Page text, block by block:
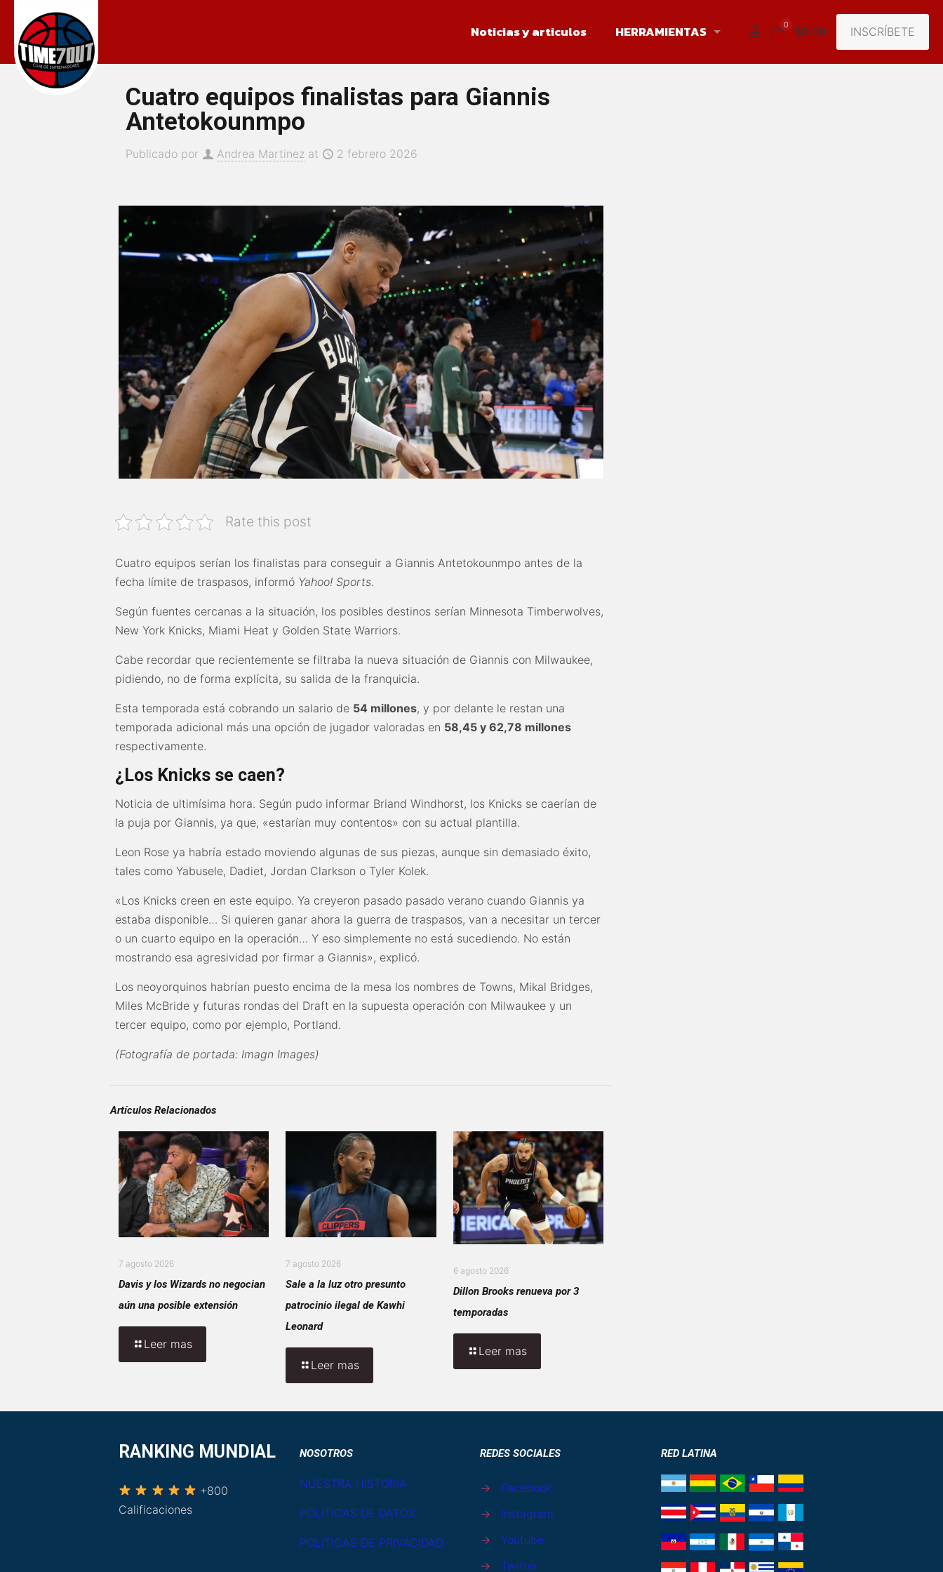
Noticias y articulos HERRAMIENTAS 0 $0.00 INSCRÍBETE
Cuatro equipos finalistas para Giannis
Antetokounmpo
Publicado por Andrea Martinez at 2 febrero 2026
Rate this post
Cuatro equipos serían los finalistas para conseguir a Giannis Antetokounmpo antes de la
fecha límite de traspasos, informó Yahoo! Sports.
Según fuentes cercanas a la situación, los posibles destinos serían Minnesota Timberwolves,
New York Knicks, Miami Heat y Golden State Warriors.
Cabe recordar que recientemente se filtraba la nueva situación de Giannis con Milwaukee,
pidiendo, no de forma explícita, su salida de la franquicia.
Esta temporada está cobrando un salario de 54 millones, y por delante le restan una
temporada adicional más una opción de jugador valoradas en 58,45 y 62,78 millones
respectivamente.
¿Los Knicks se caen?
Noticia de ultimísima hora. Según pudo informar Briand Windhorst, los Knicks se caerían de
la puja por Giannis, ya que, «estarían muy contentos» con su actual plantilla.
Leon Rose ya habría estado moviendo algunas de sus piezas, aunque sin demasiado éxito,
tales como Yabusele, Dadiet, Jordan Clarkson o Tyler Kolek.
«Los Knicks creen en este equipo. Ya creyeron pasado pasado verano cuando Giannis ya
estaba disponible… Si quieren ganar ahora la guerra de traspasos, van a necesitar un tercer
o un cuarto equipo en la operación… Y eso simplemente no está sucediendo. No están
mostrando esa agresividad por firmar a Giannis», explicó.
Los neoyorquinos habrían puesto encima de la mesa los nombres de Towns, Mikal Bridges,
Miles McBride y futuras rondas del Draft en la supuesta operación con Milwaukee y un
tercer equipo, como por ejemplo, Portland.
(Fotografía de portada: Imagn Images)
Artículos Relacionados
7 agosto 2026
Davis y los Wizards no negocian
aún una posible extensión
Leer mas
7 agosto 2026
Sale a la luz otro presunto
patrocinio ilegal de Kawhi
Leonard
Leer mas
6 agosto 2026
Dillon Brooks renueva por 3
temporadas
Leer mas
RANKING MUNDIAL
+800
Calificaciones
NOSOTROS
NUESTRA HISTORIA
POLÍTICAS DE DATOS
POLÍTICAS DE PRIVACIDAD
REDES SOCIALES
→
Facebook
→
Instagram
→
Youtube
→
Twitter
RED LATINA